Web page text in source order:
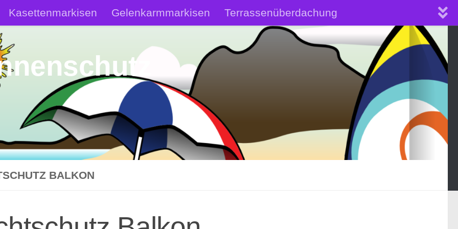
Kasettenmarkisen Gelenkarmmarkisen Terrassenüberdachung
heimischen Garten Dachmarkise Wohnmobil selber anbauen
BALKON